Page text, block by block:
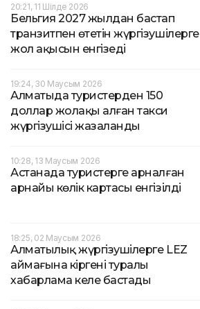
20:21, 11 Шілде 2026
Бельгия 2027 жылдан бастап
транзитпен өтетін жүргізушілерге
жол ақысын енгізеді
19:24, 30 Маусым 2026
Алматыда туристерден 150
доллар жолақы алған такси
жүргізушісі жазаланды
10:28, 13 Маусым 2026
Астанада туристерге арналған
арнайы көлік картасы енгізілді
18:25, 02 Маусым 2026
Алматылық жүргізушілерге LEZ
аймағына кіргені туралы
хабарлама келе бастады